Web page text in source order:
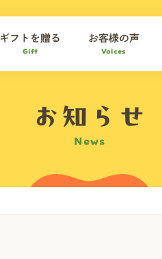
ギフトを贈る
Gift
お客様の声
Voices
お知らせ
News